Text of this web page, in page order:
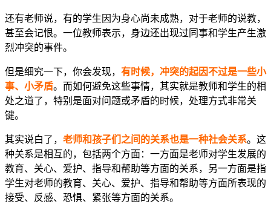
还有老师说，有的学生因为身心尚未成熟，对于老师的说教，
甚至会记恨。一位教师表示，身边还出现过同事和学生产生激
烈冲突的事件。
但是细究一下，你会发现， 有时候，冲突的起因不过是一些小
事、小矛盾。而如何避免这些事情，其实就是教师和学生的相
处之道了，特别是面对问题或矛盾的时候，处理方式非常关
键。
其实说白了， 老师和孩子们之间的关系也是一种社会关系。这
种关系是相互的，包括两个方面：一方面是老师对学生发展的
教育、关心、爱护、指导和帮助等方面的关系，另一方面是指
学生对老师的教育、关心、爱护、指导和帮助等方面所表现的
接受、反感、恐惧、紧张等方面的关系。